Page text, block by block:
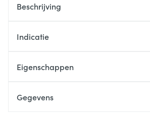
Beschrijving
Indicatie
Eigenschappen
Gegevens